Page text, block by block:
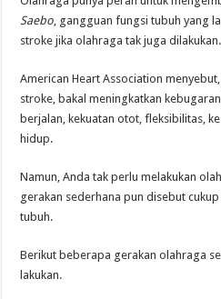
Saebo , gangguan fungsi tubuh yang
stroke jika olahraga tak juga dilakukan.
American Heart Association
stroke, bakal meningkatkan
berjalan, kekuatan otot, fleksibilitas,
hidup.
Namun, Anda tak perlu melakukan
gerakan sederhana pun disebut
tubuh.
Berikut beberapa gerakan olahraga
lakukan.